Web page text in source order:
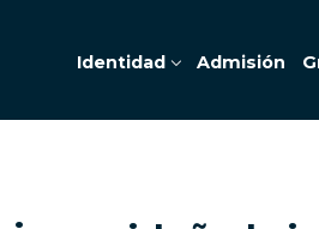
Identidad Admisión